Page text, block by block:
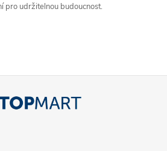
pro udržitelnou budoucnost.